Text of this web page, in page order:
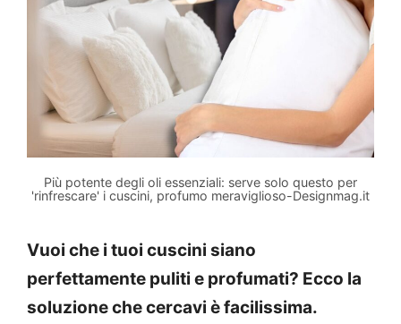
Più potente degli oli essenziali: serve solo questo per
'rinfrescare' i cuscini, profumo meraviglioso-Designmag.it
Vuoi che i tuoi cuscini siano
perfettamente puliti e profumati? Ecco la
soluzione che cercavi è facilissima.